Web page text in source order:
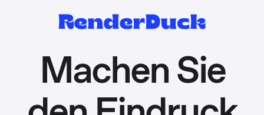
Machen Sie